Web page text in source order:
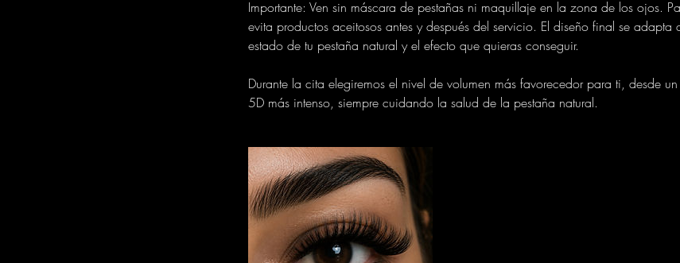
Importante: Ven sin máscara de pestañas ni maquillaje en la zona de los ojos.
evita productos aceitosos antes y después del servicio. El diseño final se adapta
estado de tu pestaña natural y el efecto que quieras conseguir.
Durante la cita elegiremos el nivel de volumen más favorecedor para ti, desde
5D más intenso, siempre cuidando la salud de la pestaña natural.